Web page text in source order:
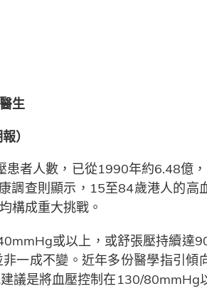
生
）
者人數，已從1990年約6.48億
調查則顯示，15至84歲港人的高
構成重大挑戰。
或以上，或舒張壓持續達
一成不變。近年多份醫學指引傾
議是將血壓控制在130/80mmHg